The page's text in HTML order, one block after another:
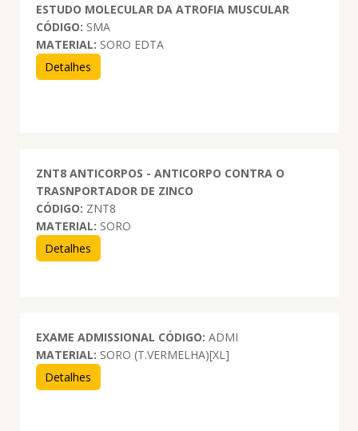
ESTUDO MOLECULAR DA ATROFIA MUSCULAR
CÓDIGO: SMA
MATERIAL: SORO EDTA
Detalhes
ZNT8 ANTICORPOS - ANTICORPO CONTRA O
TRASNPORTADOR DE ZINCO
CÓDIGO: ZNT8
MATERIAL: SORO
Detalhes
EXAME ADMISSIONAL CÓDIGO: ADMI
MATERIAL: SORO (T.VERMELHA)[XL]
Detalhes